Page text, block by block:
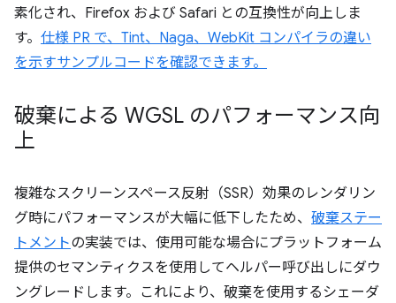
素化され、Firefox および Safari との互換性が向上しま
す。 仕様 PR で、Tint、Naga、WebKit コンパイラの違い
を示すサンプルコードを確認できます。
破棄による WGSL のパフォーマンス向
上
複雑なスクリーンスペース反射（SSR）効果のレンダリン
グ時にパフォーマンスが大幅に低下したため、 破棄ステー
トメントの実装では、使用可能な場合にプラットフォーム
提供のセマンティクスを使用してヘルパー呼び出しにダウ
ングレードします。これにより、破棄を使用するシェーダ